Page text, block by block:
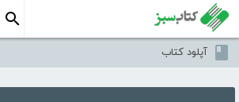
آپلود کتاب